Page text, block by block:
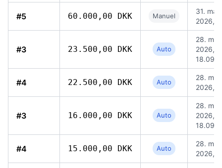
#5 60.000,00 DKK Manuel
31. maj
2026,
#3 23.500,00 DKK Auto
28. maj
2026,
18.09
#4 22.500,00 DKK Auto
28. maj
2026,
#3 16.000,00 DKK Auto
28. maj
2026,
18.09
#4 15.000,00 DKK Auto
28. maj
2026,